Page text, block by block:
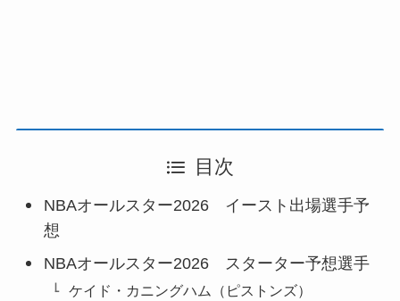
目次
NBAオールスター2026 イースト出場選手予
想
NBAオールスター2026 スターター予想選手
ケイド・カニングハム（ピストンズ）